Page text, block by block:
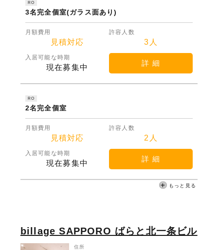
RO
3名完全個室(ガラス面あり)
月額費用
見積対応
許容人数
3人
入居可能な時期
現在募集中
詳 細
RO
2名完全個室
月額費用
見積対応
許容人数
2人
入居可能な時期
現在募集中
詳 細
もっと見る
billage SAPPORO ばらと北一条ビル
住所